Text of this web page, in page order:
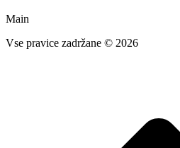
Main
Vse pravice zadržane © 2026